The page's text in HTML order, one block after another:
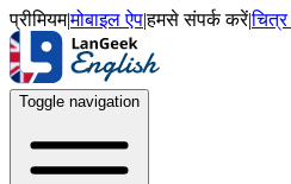
प्रीमियम|मोबाइल ऐप|हमसे संपर्क करें|
Toggle navigation